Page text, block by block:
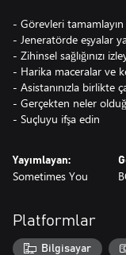
- Görevleri
- Jeneratörde eşyalar
- Zihinsel sağlığınızı
- Harika maceralar ve
- Asistanınızla birlikte
- Gerçekten neler
- Suçluyu ifşa edin
Yayımlayan:
Sometimes You
Platformlar
Bilgisayar